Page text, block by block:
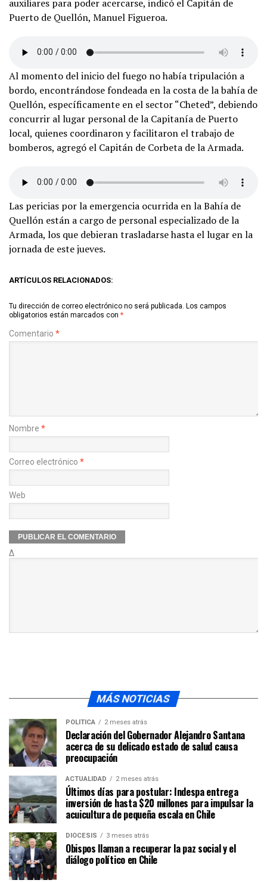
auxiliares para poder acercarse, indicó el Capitán de
Puerto de Quellón, Manuel Figueroa.
Al momento del inicio del fuego no había tripulación a
bordo, encontrándose fondeada en la costa de la bahía de
Quellón, específicamente en el sector “Cheted”, debiendo
concurrir al lugar personal de la Capitanía de Puerto
local, quienes coordinaron y facilitaron el trabajo de
bomberos, agregó el Capitán de Corbeta de la Armada.
Las pericias por la emergencia ocurrida en la Bahía de
Quellón están a cargo de personal especializado de la
Armada, los que debieran trasladarse hasta el lugar en la
jornada de este jueves.
ARTÍCULOS RELACIONADOS:
Tu dirección de correo electrónico no será publicada. Los campos
obligatorios están marcados con *
Comentario *
Nombre *
Correo electrónico *
Web
Δ
MÁS NOTICIAS
POLÍTICA 2 meses atrás
Declaración del Gobernador Alejandro Santana
acerca de su delicado estado de salud causa
preocupación
ACTUALIDAD 2 meses atrás
Últimos días para postular: Indespa entrega
inversión de hasta $20 millones para impulsar la
acuicultura de pequeña escala en Chile
DIÓCESIS 3 meses atrás
Obispos llaman a recuperar la paz social y el
diálogo político en Chile